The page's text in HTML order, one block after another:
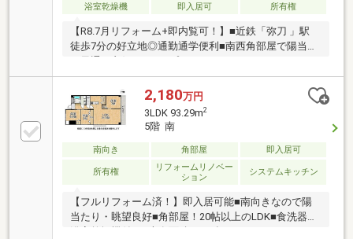
浴室乾燥機
即入居可 所有権
【R8.7月リフォーム+即内覧可！】■近鉄「弥刀 」駅
徒歩7分の好立地◎通勤通学便利■南西角部屋で陽当た
コンロ付で食洗器付で家事が快適
2,180万円
3LDK 93.29m2
5階 南
南向き 角部屋 即入居可
所有権
リフォームリノベー
ション
システムキッチン
【フルリフォーム済！】即入居可能■南向きなので陽
当たり・眺望良好■角部屋！20帖以上のLDK■食洗器・